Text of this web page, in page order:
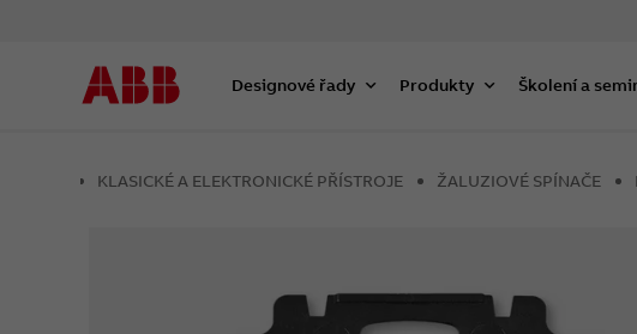
Designové řady Produkty Školení a
KLASICKÉ A ELEKTRONICKÉ PŘÍSTROJE ŽALUZIOVÉ SPÍNAČE